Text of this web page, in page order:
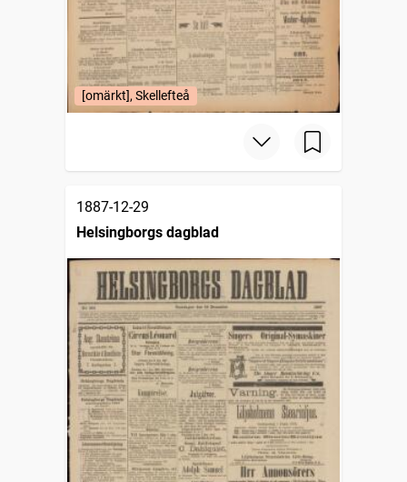
[omärkt], Skellefteå
1887-12-29
Helsingborgs dagblad